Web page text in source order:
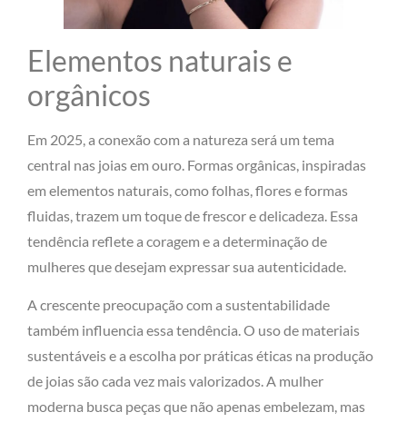
Elementos naturais e
orgânicos
Em 2025, a conexão com a natureza será um tema
central nas joias em ouro. Formas orgânicas, inspiradas
em elementos naturais, como folhas, flores e formas
fluidas, trazem um toque de frescor e delicadeza. Essa
tendência reflete a coragem e a determinação de
mulheres que desejam expressar sua autenticidade.
A crescente preocupação com a sustentabilidade
também influencia essa tendência. O uso de materiais
sustentáveis e a escolha por práticas éticas na produção
de joias são cada vez mais valorizados. A mulher
moderna busca peças que não apenas embelezam, mas